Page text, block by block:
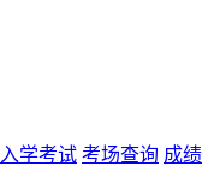
入学考试 考场查询 成